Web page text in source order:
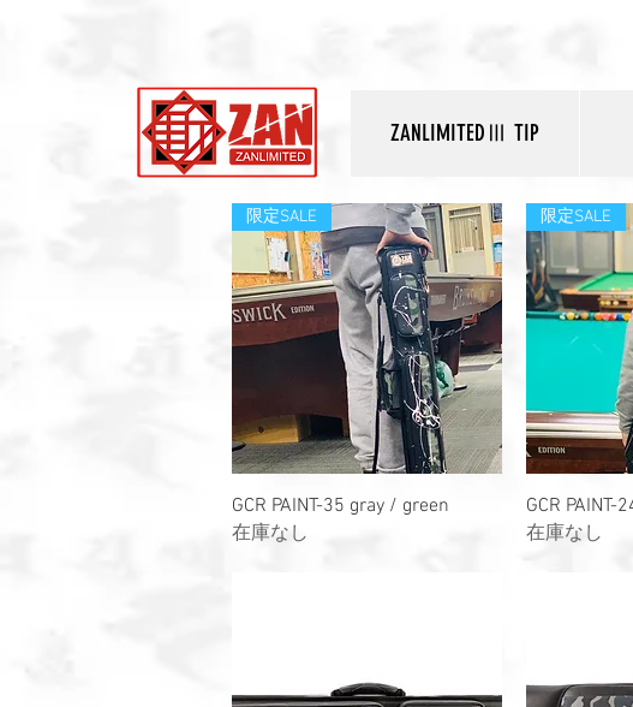
ZANLIMITEDⅢ TIP
クイックビュー
限定SALE
GCR PAINT-35 gray / green
在庫なし
ク
限定SALE
GCR PAINT-
在庫なし